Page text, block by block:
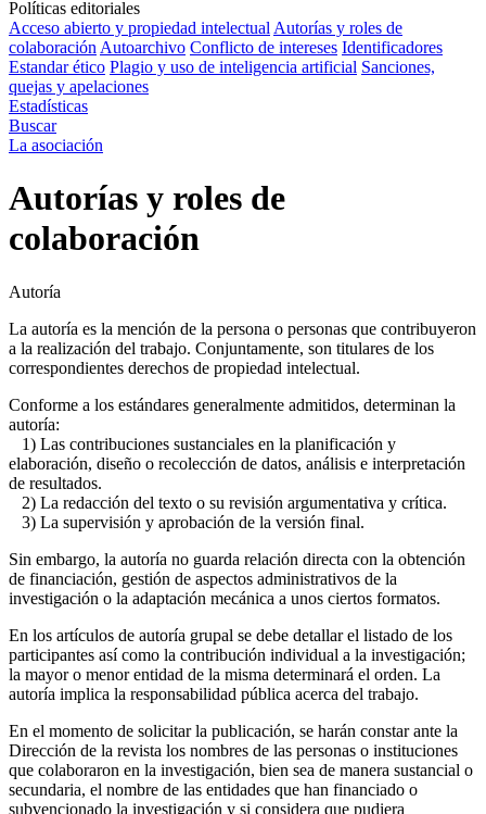
Políticas editoriales
Acceso abierto y propiedad intelectual Autorías y roles de
colaboración Autoarchivo Conflicto de intereses Identificadores
Estandar ético Plagio y uso de inteligencia artificial Sanciones,
quejas y apelaciones
Estadísticas
Buscar
La asociación
Autorías y roles de
colaboración
Autoría
La autoría es la mención de la persona o personas que contribuyeron
a la realización del trabajo. Conjuntamente, son titulares de los
correspondientes derechos de propiedad intelectual.
Conforme a los estándares generalmente admitidos, determinan la
autoría:
1) Las contribuciones sustanciales en la planificación y
elaboración, diseño o recolección de datos, análisis e interpretación
de resultados.
2) La redacción del texto o su revisión argumentativa y crítica.
3) La supervisión y aprobación de la versión final.
Sin embargo, la autoría no guarda relación directa con la obtención
de financiación, gestión de aspectos administrativos de la
investigación o la adaptación mecánica a unos ciertos formatos.
En los artículos de autoría grupal se debe detallar el listado de los
participantes así como la contribución individual a la investigación;
la mayor o menor entidad de la misma determinará el orden. La
autoría implica la responsabilidad pública acerca del trabajo.
En el momento de solicitar la publicación, se harán constar ante la
Dirección de la revista los nombres de las personas o instituciones
que colaboraron en la investigación, bien sea de manera sustancial o
secundaria, el nombre de las entidades que han financiado o
subvencionado la investigación y si considera que pudiera